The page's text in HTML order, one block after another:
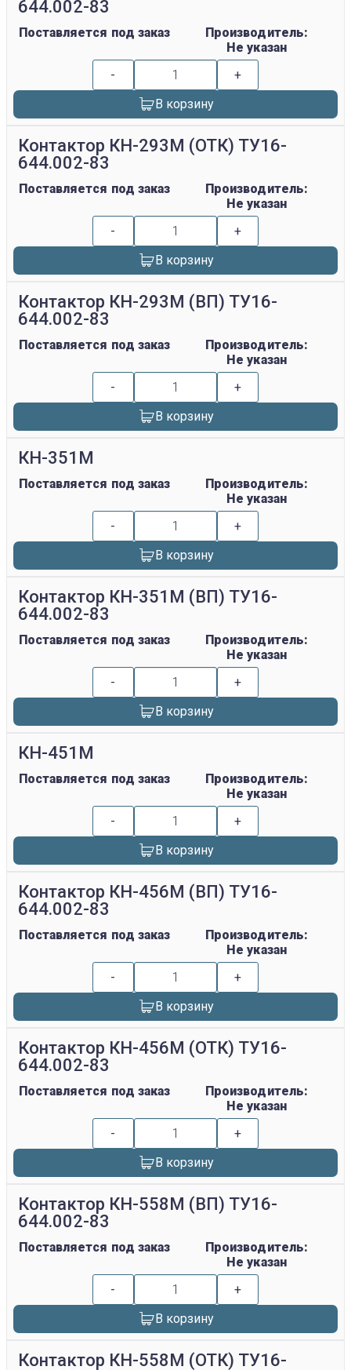
644.002-83
Поставляется под заказ
Производитель:
Не указан
-
+
В корзину
Контактор КН-293М (ОТК) ТУ16-
644.002-83
Поставляется под заказ
Производитель:
Не указан
-
+
В корзину
Контактор КН-293М (ВП) ТУ16-
644.002-83
Поставляется под заказ
Производитель:
Не указан
-
+
В корзину
КН-351М
Поставляется под заказ
Производитель:
Не указан
-
+
В корзину
Контактор КН-351М (ВП) ТУ16-
644.002-83
Поставляется под заказ
Производитель:
Не указан
-
+
В корзину
КН-451М
Поставляется под заказ
Производитель:
Не указан
-
+
В корзину
Контактор КН-456М (ВП) ТУ16-
644.002-83
Поставляется под заказ
Производитель:
Не указан
-
+
В корзину
Контактор КН-456М (ОТК) ТУ16-
644.002-83
Поставляется под заказ
Производитель:
Не указан
-
+
В корзину
Контактор КН-558М (ВП) ТУ16-
644.002-83
Поставляется под заказ
Производитель:
Не указан
-
+
В корзину
Контактор КН-558М (ОТК) ТУ16-